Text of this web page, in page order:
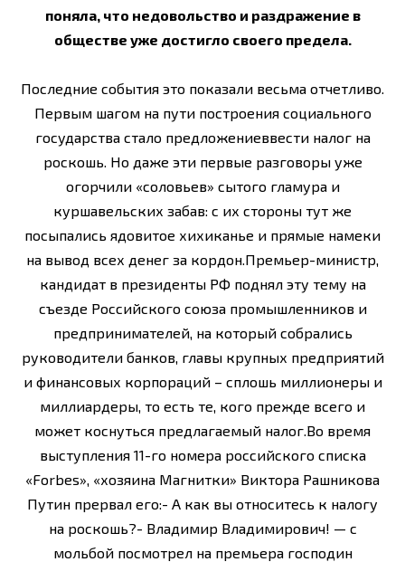
поняла, что недовольство и раздражение в
обществе уже достигло своего предела.
Последние события это показали весьма отчетливо.
Первым шагом на пути построения социального
государства стало предложениеввести налог на
роскошь. Но даже эти первые разговоры уже
огорчили «соловьев» сытого гламура и
куршавельских забав: с их стороны тут же
посыпались ядовитое хихиканье и прямые намеки
на вывод всех денег за кордон.Премьер-министр,
кандидат в президенты РФ поднял эту тему на
съезде Российского союза промышленников и
предпринимателей, на который собрались
руководители банков, главы крупных предприятий
и финансовых корпораций – сплошь миллионеры и
миллиардеры, то есть те, кого прежде всего и
может коснуться предлагаемый налог.Во время
выступления 11-го номера российского списка
«Forbes», «хозяина Магнитки» Виктора Рашникова
Путин прервал его:- А как вы относитесь к налогу
на роскошь?- Владимир Владимирович! — с
мольбой посмотрел на премьера господин